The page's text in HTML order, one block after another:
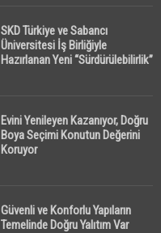
SKD Türkiye ve Sabancı
Üniversitesi İş Birliğiyle
Hazırlanan Yeni “Sürdürülebilirlik”
Evini Yenileyen Kazanıyor, Doğru
Boya Seçimi Konutun Değerini
Koruyor
Güvenli ve Konforlu Yapıların
Temelinde Doğru Yalıtım Var